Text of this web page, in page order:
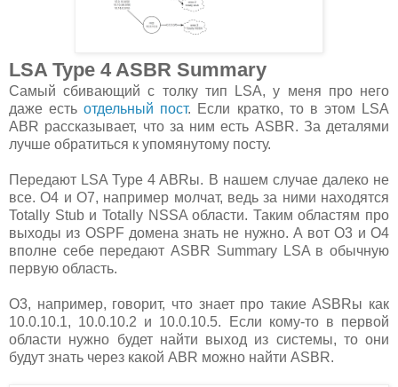
LSA Type 4 ASBR Summary
Самый сбивающий с толку тип LSA, у меня про него
даже естьотдельный пост. Если кратко, то в этом LSA
ABR рассказывает, что за ним есть ASBR. За деталями
лучше обратиться к упомянутому посту.
Передают LSA Type 4 ABRы. В нашем случае далеко не
все. О4 и О7, например молчат, ведь за ними находятся
Totally Stub и Totally NSSA области. Таким областям про
выходы из OSPF домена знать не нужно. А вот О3 и О4
вполне себе передают ASBR Summary LSA в обычную
первую область.
О3, например, говорит, что знает про такие ASBRы как
10.0.10.1, 10.0.10.2 и 10.0.10.5. Если кому-то в первой
области нужно будет найти выход из системы, то они
будут знать через какой ABR можно найти ASBR.